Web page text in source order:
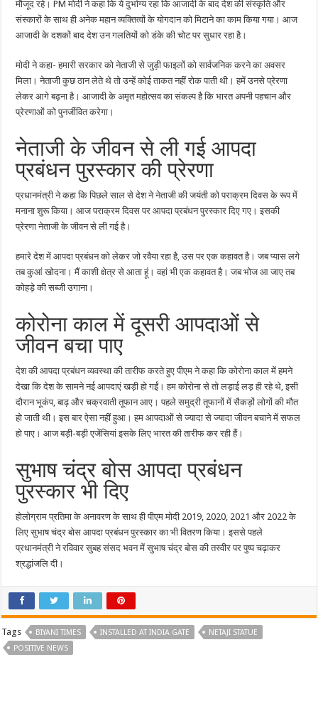
मौजूद रहे। PM मोदी ने कहा कि ये दुर्भाग्य रहा कि आजादी के बाद देश की संस्कृति और
संस्कारों के साथ ही अनेक महान व्यक्तित्वों के योगदान को मिटाने का काम किया गया। आज
आजादी के दशकों बाद देश उन गलतियों को डंके की चोट पर सुधार रहा है।
मोदी ने कहा- हमारी सरकार को नेताजी से जुड़ी फाइलों को सार्वजनिक करने का अवसर
मिला। नेताजी कुछ ठान लेते थे तो उन्हें कोई ताकत नहीं रोक पाती थी। हमें उनसे प्रेरणा
लेकर आगे बढ़ना है। आजादी के अमृत महोत्सव का संकल्प है कि भारत अपनी पहचान और
प्रेरणाओं को पुनर्जीवित करेगा।
नेताजी के जीवन से ली गई आपदा
प्रबंधन पुरस्कार की प्रेरणा
प्रधानमंत्री ने कहा कि पिछले साल से देश ने नेताजी की जयंती को पराक्रम दिवस के रूप में
मनाना शुरू किया। आज पराक्रम दिवस पर आपदा प्रबंधन पुरस्कार दिए गए। इसकी
प्रेरणा नेताजी के जीवन से ली गई है।
हमारे देश में आपदा प्रबंधन को लेकर जो रवैया रहा है, उस पर एक कहावत है। जब प्यास लगे
तब कुआं खोदना। मैं काशी क्षेत्र से आता हूं। वहां भी एक कहावत है। जब भोज आ जाए तब
कोहड़े की सब्जी उगाना।
कोरोना काल में दूसरी आपदाओं से
जीवन बचा पाए
देश की आपदा प्रबंधन व्यवस्था की तारीफ करते हुए पीएम ने कहा कि कोरोना काल में हमने
देखा कि देश के सामने नई आपदाएं खड़ी हो गईं। हम कोरोना से तो लड़ाई लड़ ही रहे थे, इसी
दौरान भूकंप, बाढ़ और चक्रवाती तूफान आए। पहले समुद्री तूफानों में सैकड़ों लोगों की मौत
हो जाती थी। इस बार ऐसा नहीं हुआ। हम आपदाओं से ज्यादा से ज्यादा जीवन बचाने में सफल
हो पाए। आज बड़ी-बड़ी एजेंसियां इसके लिए भारत की तारीफ कर रही हैं।
सुभाष चंद्र बोस आपदा प्रबंधन
पुरस्कार भी दिए
होलोग्राम प्रतिमा के अनावरण के साथ ही पीएम मोदी 2019, 2020, 2021 और 2022 के
लिए सुभाष चंद्र बोस आपदा प्रबंधन पुरस्कार का भी वितरण किया। इससे पहले
प्रधानमंत्री ने रविवार सुबह संसद भवन में सुभाष चंद्र बोस की तस्वीर पर पुष्प चढ़ाकर
श्रद्धांजलि दी।
Tags BIYANI TIMES INSTALLED AT INDIA GATE
NETAJI STATUE
POSITIVE NEWS